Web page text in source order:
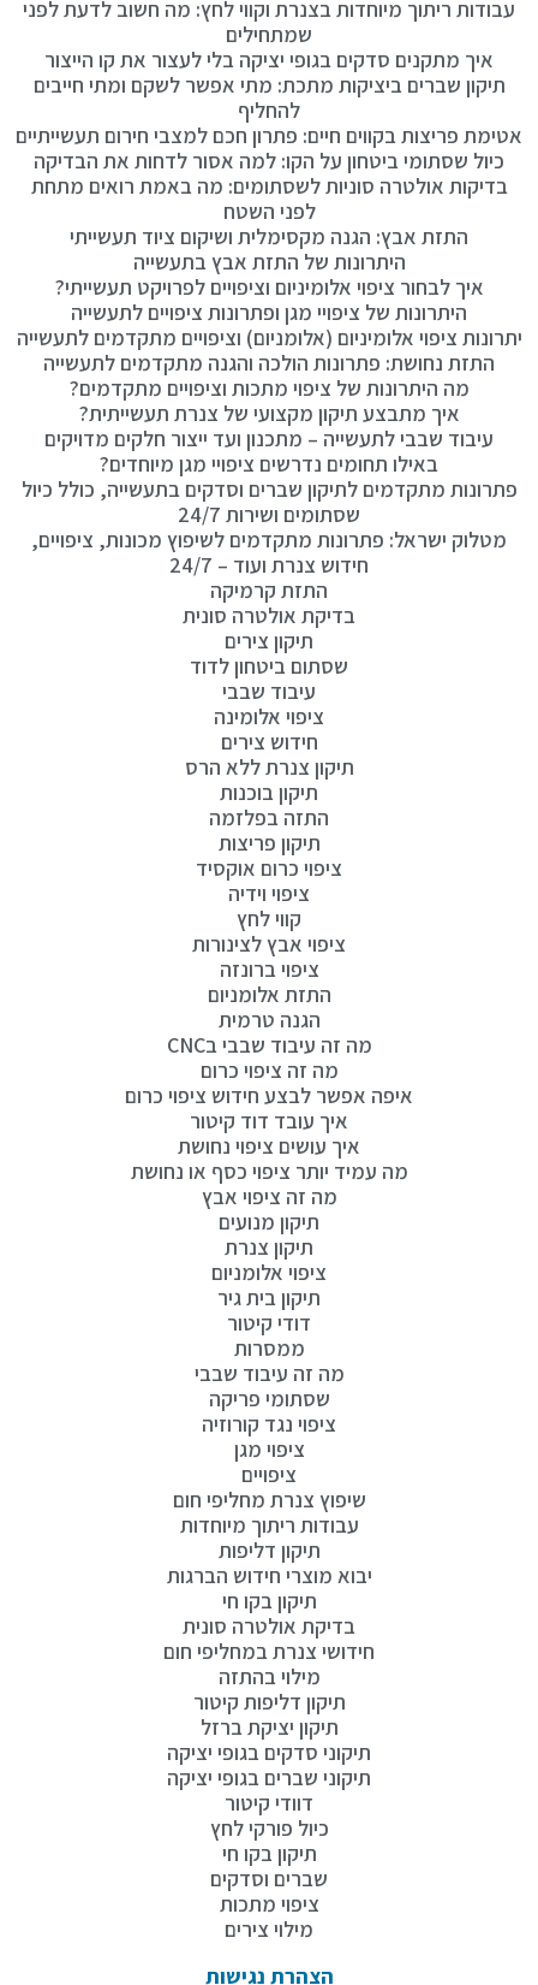
עבודות ריתוך מיוחדות בצנרת וקווי לחץ: מה חשוב לדעת לפני
שמתחילים
איך מתקנים סדקים בגופי יציקה בלי לעצור את קו הייצור
תיקון שברים ביציקות מתכת: מתי אפשר לשקם ומתי חייבים
להחליף
אטימת פריצות בקווים חיים: פתרון חכם למצבי חירום תעשייתיים
כיול שסתומי ביטחון על הקו: למה אסור לדחות את הבדיקה
בדיקות אולטרה סוניות לשסתומים: מה באמת רואים מתחת
לפני השטח
התזת אבץ: הגנה מקסימלית ושיקום ציוד תעשייתי
היתרונות של התזת אבץ בתעשייה
איך לבחור ציפוי אלומיניום וציפויים לפרויקט תעשייתי?
היתרונות של ציפויי מגן ופתרונות ציפויים לתעשייה
יתרונות ציפוי אלומיניום (אלומניום) וציפויים מתקדמים לתעשייה
התזת נחושת: פתרונות הולכה והגנה מתקדמים לתעשייה
מה היתרונות של ציפוי מתכות וציפויים מתקדמים?
איך מתבצע תיקון מקצועי של צנרת תעשייתית?
עיבוד שבבי לתעשייה – מתכנון ועד ייצור חלקים מדויקים
באילו תחומים נדרשים ציפויי מגן מיוחדים?
פתרונות מתקדמים לתיקון שברים וסדקים בתעשייה, כולל כיול
שסתומים ושירות 24/7
מטלוק ישראל: פתרונות מתקדמים לשיפוץ מכונות, ציפויים,
חידוש צנרת ועוד – 24/7
התזת קרמיקה
בדיקת אולטרה סונית
תיקון צירים
שסתום ביטחון לדוד
עיבוד שבבי
ציפוי אלומינה
חידוש צירים
תיקון צנרת ללא הרס
תיקון בוכנות
התזה בפלזמה
תיקון פריצות
ציפוי כרום אוקסיד
ציפוי וידיה
קווי לחץ
ציפוי אבץ לצינורות
ציפוי ברונזה
התזת אלומניום
הגנה טרמית
מה זה עיבוד שבבי בCNC
מה זה ציפוי כרום
איפה אפשר לבצע חידוש ציפוי כרום
איך עובד דוד קיטור
איך עושים ציפוי נחושת
מה עמיד יותר ציפוי כסף או נחושת
מה זה ציפוי אבץ
תיקון מנועים
תיקון צנרת
ציפוי אלומניום
תיקון בית גיר
דודי קיטור
ממסרות
מה זה עיבוד שבבי
שסתומי פריקה
ציפוי נגד קורוזיה
ציפוי מגן
ציפויים
שיפוץ צנרת מחליפי חום
עבודות ריתוך מיוחדות
תיקון דליפות
יבוא מוצרי חידוש הברגות
תיקון בקו חי
בדיקת אולטרה סונית
חידושי צנרת במחליפי חום
מילוי בהתזה
תיקון דליפות קיטור
תיקון יציקת ברזל
תיקוני סדקים בגופי יציקה
תיקוני שברים בגופי יציקה
דוודי קיטור
כיול פורקי לחץ
תיקון בקו חי
שברים וסדקים
ציפוי מתכות
מילוי צירים
הצהרת נגישות